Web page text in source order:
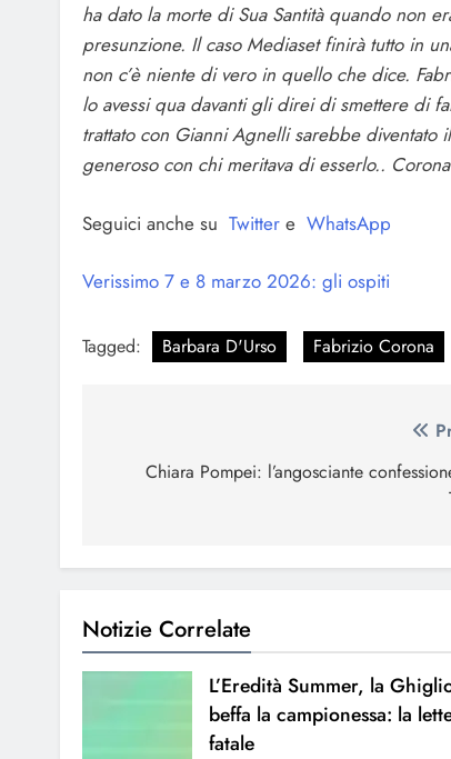
ha dato la morte di Sua Santità quando non
presunzione. Il caso Mediaset finirà tutto in
non c’è niente di vero in quello che dice.
lo avessi qua davanti gli direi di smettere di
trattato con Gianni Agnelli sarebbe
generoso con chi meritava di esserlo..
Seguici anche su Twitter e WhatsApp
Verissimo 7 e 8 marzo 2026: gli ospiti
Tagged: Barbara D'Urso Fabrizio Corona
articoli
Chiara Pompei: l’angosciante
Notizie Correlate
L’Eredità Summer, la
beffa la campionessa: la
fatale